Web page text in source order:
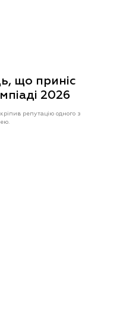
що приніс
2026
репутацію одного з